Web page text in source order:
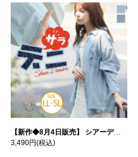
【新作◆8月4日販売】 シアーデニムで お洒落に肌隠し | 大きいサイズの通販ならハッピーマリリン
3,490円(税込)